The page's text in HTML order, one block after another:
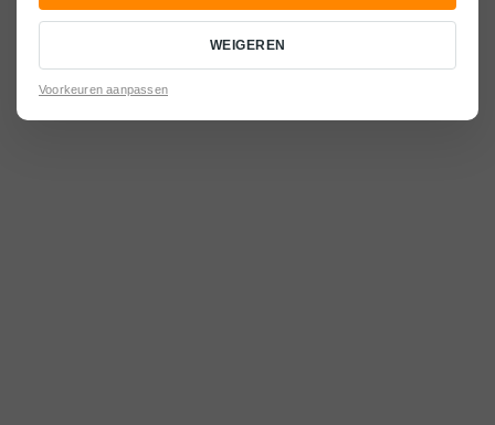
WEIGEREN
Voorkeuren aanpassen